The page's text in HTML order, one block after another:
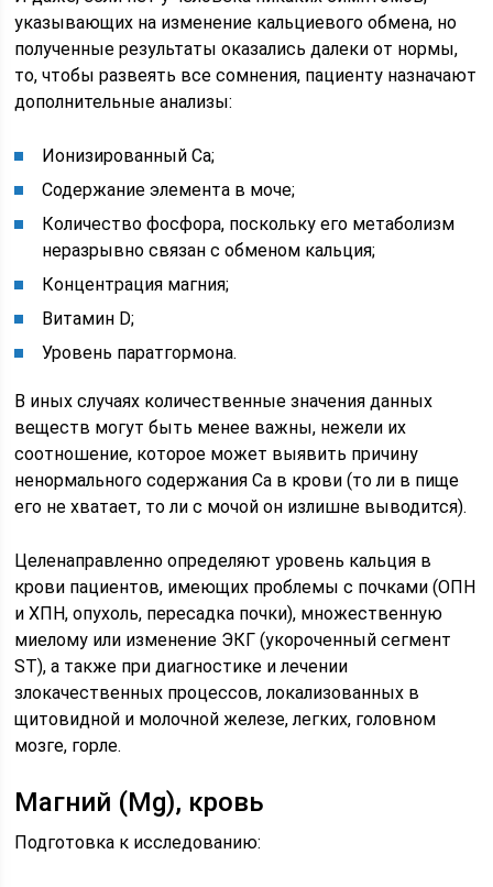
указывающих на изменение кальциевого обмена, но
полученные результаты оказались далеки от нормы,
то, чтобы развеять все сомнения, пациенту назначают
дополнительные анализы:
Ионизированный Са;
Содержание элемента в моче;
Количество фосфора, поскольку его метаболизм
неразрывно связан с обменом кальция;
Концентрация магния;
Витамин D;
Уровень паратгормона.
В иных случаях количественные значения данных
веществ могут быть менее важны, нежели их
соотношение, которое может выявить причину
ненормального содержания Са в крови (то ли в пище
его не хватает, то ли с мочой он излишне выводится).
Целенаправленно определяют уровень кальция в
крови пациентов, имеющих проблемы с почками (ОПН
и ХПН, опухоль, пересадка почки), множественную
миелому или изменение ЭКГ (укороченный сегмент
ST), а также при диагностике и лечении
злокачественных процессов, локализованных в
щитовидной и молочной железе, легких, головном
мозге, горле.
Магний (Mg), кровь
Подготовка к исследованию: